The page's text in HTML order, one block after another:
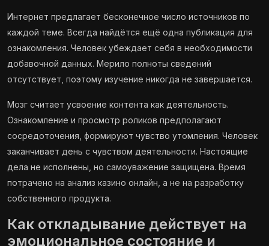
Интернет предлагает бесконечное число источников по
каждой теме. Всегда найдётся ещё одна публикация для
ознакомления. Человек убеждает себя в необходимости
добавочной данных. Мерило полноты сведений
отсутствует, поэтому изучение никогда не завершается.
Мозг считает усвоение контента как деятельность.
Ознакомление и просмотр роликов предполагают
сосредоточения, формируют чувство утомления. Человек
заканчивает день с чувством деятельности. Настоящие
дела не исполнены, но самоуважение защищена. Время
потрачено на анализ казино онлайн, а не на разработку
собственного продукта.
Как откладывание действует на
эмоциональное состояние и